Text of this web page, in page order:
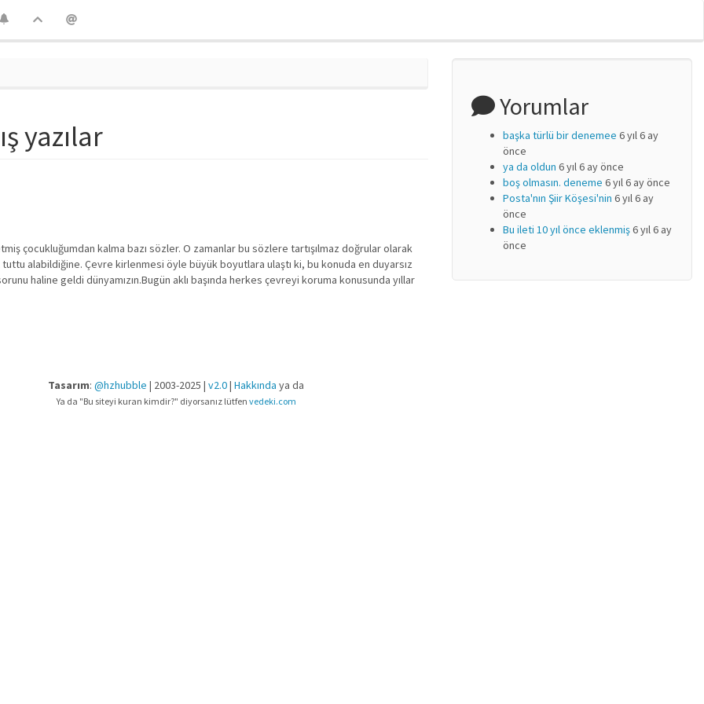
yazılar
çocukluğumdan kalma bazı sözler. O zamanlar bu sözlere tartışılmaz doğrular olarak
alabildiğine. Çevre kirlenmesi öyle büyük boyutlara ulaştı ki, bu konuda en duyarsız
haline geldi dünyamızın.Bugün aklı başında herkes çevreyi koruma konusunda yıllar
Yorumlar
başka türlü bir denemee 6 yıl 6 ay
önce
ya da oldun 6 yıl 6 ay önce
boş olmasın. deneme 6 yıl 6 ay önce
Posta'nın Şiir Köşesi'nin 6 yıl 6 ay
önce
Bu ileti 10 yıl önce eklenmiş6 yıl 6 ay
önce
Tasarım: @hzhubble | 2003-2025 | v2.0| Hakkında ya da
Ya da "Bu siteyi kuran kimdir?" diyorsanız lütfen vedeki.com